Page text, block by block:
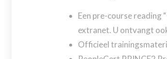
Een pre-course reading
extranet. U ontvangt
Officieel